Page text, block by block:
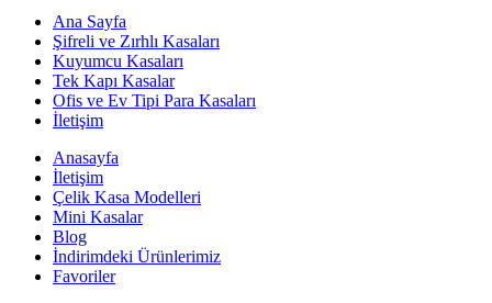
Ana Sayfa
Şifreli ve Zırhlı Kasaları
Kuyumcu Kasaları
Tek Kapı Kasalar
Ofis ve Ev Tipi Para Kasaları
İletişim
Anasayfa
İletişim
Çelik Kasa Modelleri
Mini Kasalar
Blog
İndirimdeki Ürünlerimiz
Favoriler